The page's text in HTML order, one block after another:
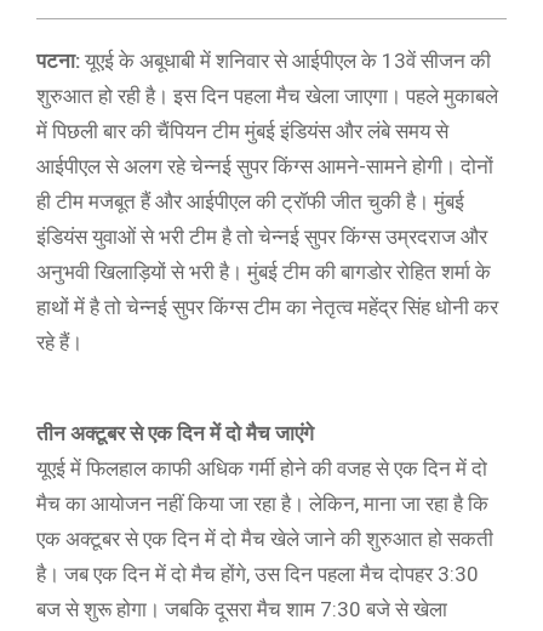
पटना: यूएई के अबूधाबी में शनिवार से आईपीएल के 13वें सीजन की
शुरुआत हो रही है। इस दिन पहला मैच खेला जाएगा। पहले मुकाबले
में पिछली बार की चैंपियन टीम मुंबई इंडियंस और लंबे समय से
आईपीएल से अलग रहे चेन्नई सुपर किंग्स आमने-सामने होगी। दोनों
ही टीम मजबूत हैं और आईपीएल की ट्रॉफी जीत चुकी है। मुंबई
इंडियंस युवाओं से भरी टीम है तो चेन्नई सुपर किंग्स उम्रदराज और
अनुभवी खिलाड़ियों से भरी है। मुंबई टीम की बागडोर रोहित शर्मा के
हाथों में है तो चेन्नई सुपर किंग्स टीम का नेतृत्व महेंद्र सिंह धोनी कर
रहे हैं।
तीन अक्टूबर से एक दिन में दो मैच जाएंगे
यूएई में फिलहाल काफी अधिक गर्मी होने की वजह से एक दिन में दो
मैच का आयोजन नहीं किया जा रहा है। लेकिन, माना जा रहा है कि
एक अक्टूबर से एक दिन में दो मैच खेले जाने की शुरुआत हो सकती
है। जब एक दिन में दो मैच होंगे, उस दिन पहला मैच दोपहर 3:30
बज से शुरू होगा। जबकि दूसरा मैच शाम 7:30 बजे से खेला